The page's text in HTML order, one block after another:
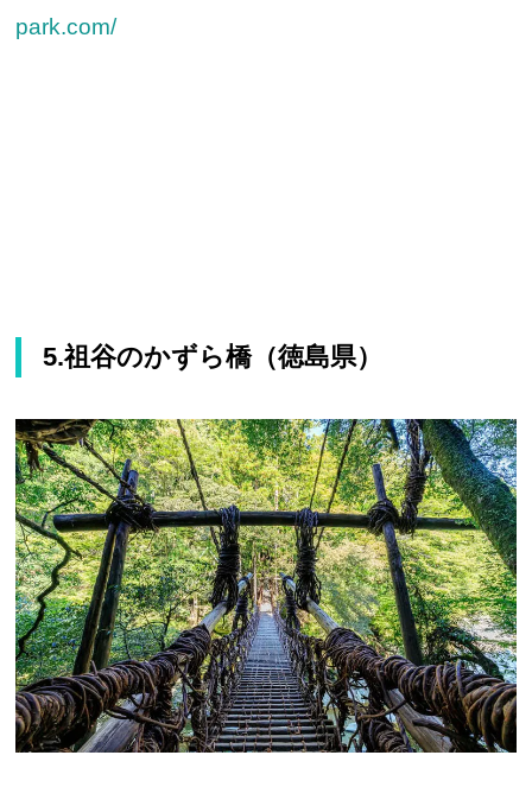
park.com/
5.祖谷のかずら橋（徳島県）